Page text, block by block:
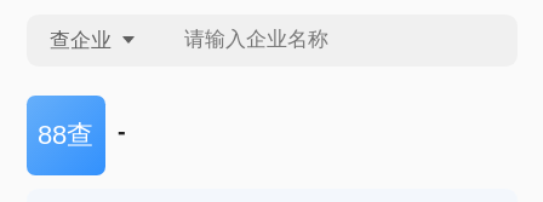
查企业
查企业
88查 -